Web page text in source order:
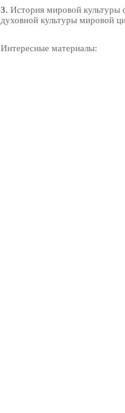
3. История мировой культуры
духовной культуры мировой
Интересные материалы: